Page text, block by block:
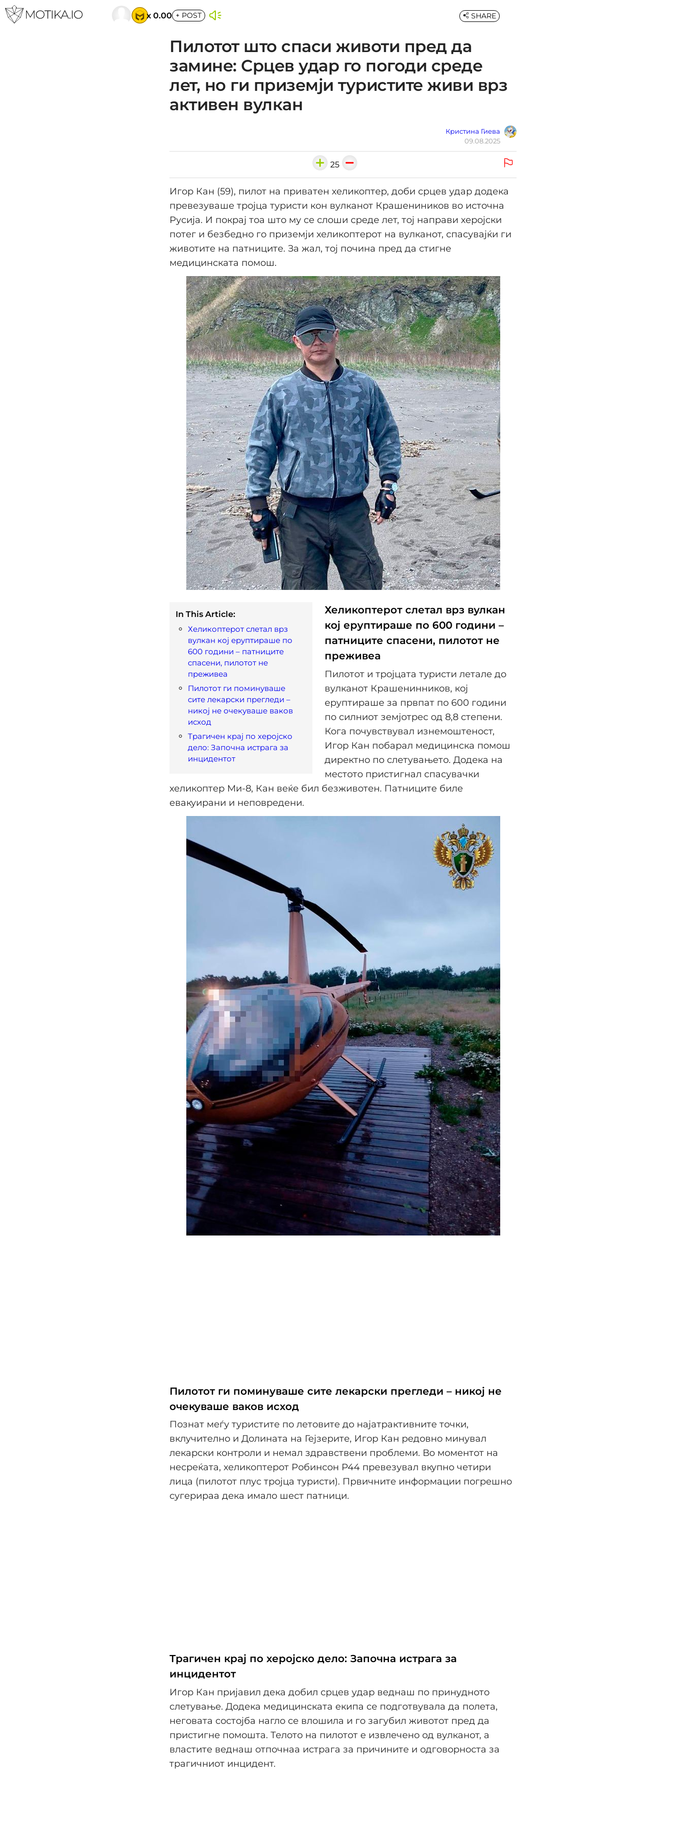
x 0.00 + POST
Пилотот што спаси животи пред да
замине: Срцев удар го погоди среде
лет, но ги приземји туристите живи врз
активен вулкан
Кристина Гиева
09.08.2025
SHARE
25
Игор Кан (59), пилот на приватен хеликоптер, доби срцев удар додека
превезуваше тројца туристи кон вулканот Крашениников во источна
Русија. И покрај тоа што му се слоши среде лет, тој направи херојски
потег и безбедно го приземји хеликоптерот на вулканот, спасувајќи ги
животите на патниците. За жал, тој почина пред да стигне
медицинската помош.
In This Article:
Хеликоптерот слетал врз
вулкан кој еруптираше по
600 години – патниците
спасени, пилотот не
преживеа
Пилотот ги поминуваше
сите лекарски прегледи –
никој не очекуваше ваков
исход
Трагичен крај по херојско
дело: Започна истрага за
инцидентот
Хеликоптерот слетал врз вулкан
кој еруптираше по 600 години –
патниците спасени, пилотот не
преживеа
Пилотот и тројцата туристи летале до
вулканот Крашенинников, кој
еруптираше за првпат по 600 години
по силниот земјотрес од 8,8 степени.
Кога почувствувал изнемоштеност,
Игор Кан побарал медицинска помош
директно по слетувањето. Додека на
местото пристигнал спасувачки
хеликоптер Ми-8, Кан веќе бил безживотен. Патниците биле
евакуирани и неповредени.
Пилотот ги поминуваше сите лекарски прегледи – никој не
очекуваше ваков исход
Познат меѓу туристите по летовите до најатрактивните точки,
вклучително и Долината на Гејзерите, Игор Кан редовно минувал
лекарски контроли и немал здравствени проблеми. Во моментот на
несреќата, хеликоптерот Робинсон Р44 превезувал вкупно четири
лица (пилотот плус тројца туристи). Првичните информации погрешно
сугерираа дека имало шест патници.
Трагичен крај по херојско дело: Започна истрага за
инцидентот
Игор Кан пријавил дека добил срцев удар веднаш по принудното
слетување. Додека медицинската екипа се подготвувала да полета,
неговата состојба нагло се влошила и го загубил животот пред да
пристигне помошта. Телото на пилотот е извлечено од вулканот, а
властите веднаш отпочнаа истрага за причините и одговорноста за
трагичниот инцидент.